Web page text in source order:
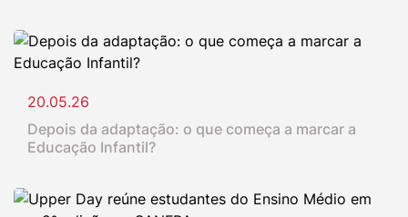
20.05.26
Depois da adaptação: o que começa a marcar a
Educação Infantil?